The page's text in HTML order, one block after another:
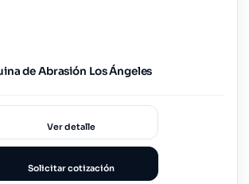
de Abrasión Los Ángeles
Ver detalle
Solicitar cotización